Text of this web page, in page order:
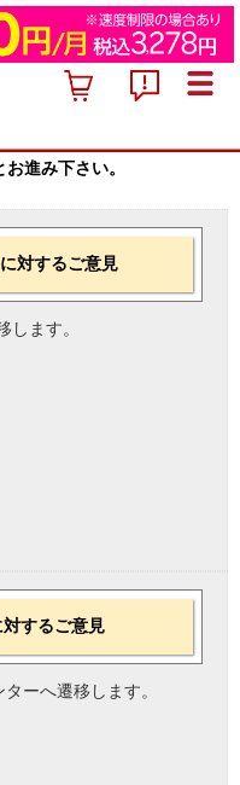
進み下さい。
対するご意見
します。
するご意見
ーへ遷移します。